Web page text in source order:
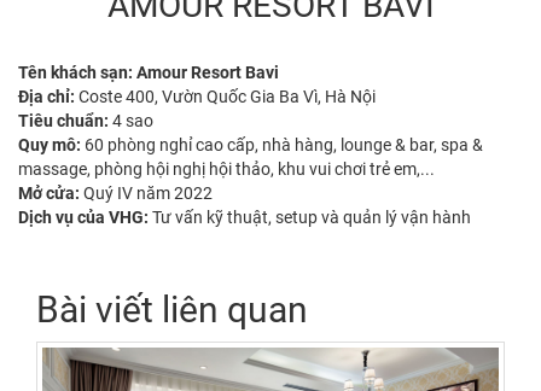
Tên khách sạn: Amour Resort Bavi
Địa chỉ: Coste 400, Vườn Quốc Gia Ba Vì, Hà Nội
Tiêu chuẩn: 4 sao
Quy mô: 60 phòng nghỉ cao cấp, nhà hàng, lounge & bar, spa &
massage, phòng hội nghị hội thảo, khu vui chơi trẻ em,...
Mở cửa: Quý IV năm 2022
Dịch vụ của VHG: Tư vấn kỹ thuật, setup và quản lý vận hành
Bài viết liên quan